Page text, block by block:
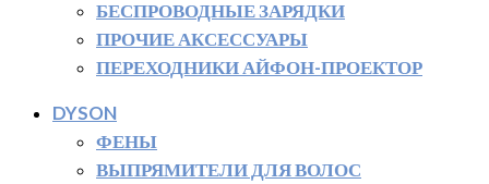
БЕСПРОВОДНЫЕ ЗАРЯДКИ
ПРОЧИЕ АКСЕССУАРЫ
ПЕРЕХОДНИКИ АЙФОН-ПРОЕКТОР
DYSON
ФЕНЫ
ВЫПРЯМИТЕЛИ ДЛЯ ВОЛОС